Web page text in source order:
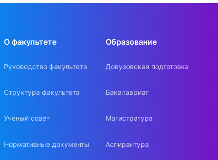
О факультете
Руководство факультета
Структура факультета
Ученый совет
Нормативные документы
Образование
Довузовская подготовка
Бакалавриат
Магистратура
Аспирантура